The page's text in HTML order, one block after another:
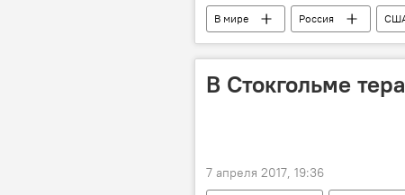
В мире Россия
Борьба с терроризмом
В Стокгольме
7 апреля 2017, 19:36